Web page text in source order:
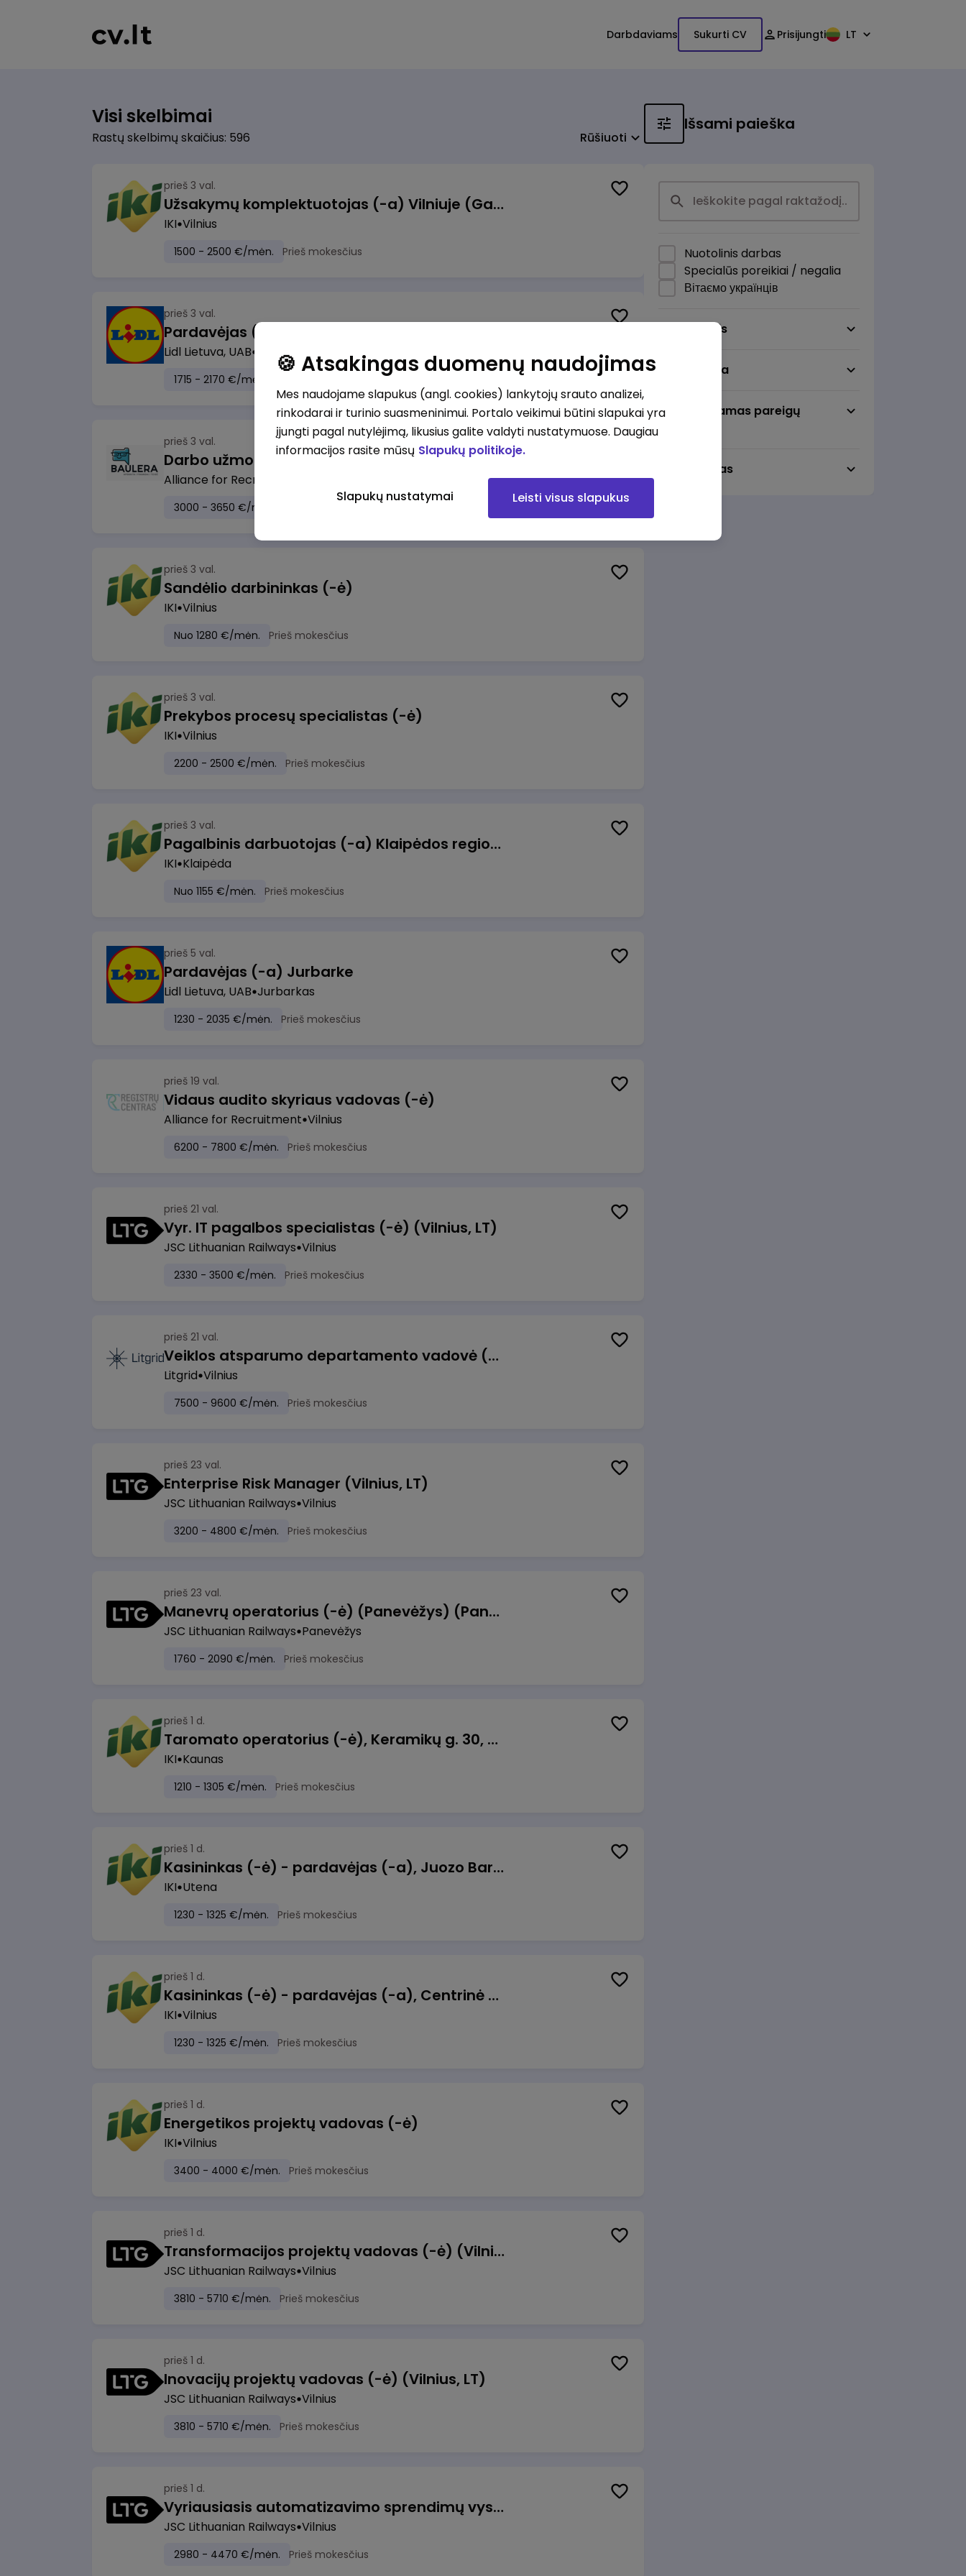
Darbdaviams Sukurti CV Prisijungti LT
Visi skelbimai
Rastų skelbimų skaičius: 596 Rūšiuoti
prieš 3 val.
Užsakymų komplektuotojas (-a) Vilniuje (Gariūnai)
IKI Vilnius
1500 - 2500 €/mėn. Prieš mokesčius
prieš 3 val.
Lidl Lietuva, UAB Kaunas
1715 - 2170 €/mėn.
prieš 3 val.
Darbo užmokesčio buhalteris(ė)
Alliance for Recruitment
3000 - 3650 €/mėn. Prieš mokesčius
prieš 3 val.
Sandėlio darbininkas (-ė)
IKI Vilnius
Nuo 1280 €/mėn. Prieš mokesčius
prieš 3 val.
Prekybos procesų specialistas (-ė)
IKI Vilnius
2200 - 2500 €/mėn. Prieš mokesčius
prieš 3 val.
Pagalbinis darbuotojas (-a) Klaipėdos regioninėje kepykloje (indų plovime)
IKI Klaipėda
Nuo 1155 €/mėn. Prieš mokesčius
prieš 5 val.
Pardavėjas (-a) Jurbarke
Lidl Lietuva, UAB Jurbarkas
1230 - 2035 €/mėn. Prieš mokesčius
prieš 19 val.
Vidaus audito skyriaus vadovas (-ė)
Alliance for Recruitment Vilnius
6200 - 7800 €/mėn. Prieš mokesčius
prieš 21 val.
Vyr. IT pagalbos specialistas (-ė) (Vilnius, LT)
JSC Lithuanian Railways Vilnius
2330 - 3500 €/mėn. Prieš mokesčius
prieš 21 val.
Veiklos atsparumo departamento vadovė (-as)
Litgrid Vilnius
7500 - 9600 €/mėn. Prieš mokesčius
prieš 23 val.
Enterprise Risk Manager (Vilnius, LT)
JSC Lithuanian Railways Vilnius
3200 - 4800 €/mėn. Prieš mokesčius
prieš 23 val.
Manevrų operatorius (-ė) (Panevėžys) (Panevėžys, LT)
JSC Lithuanian Railways Panevėžys
1760 - 2090 €/mėn. Prieš mokesčius
prieš 1 d.
Taromato operatorius (-ė), Keramikų g. 30, Neveronys
IKI Kaunas
1210 - 1305 €/mėn. Prieš mokesčius
prieš 1 d.
Kasininkas (-ė) - pardavėjas (-a), Juozo Bartašiaus g. 1, Utena
IKI Utena
1230 - 1325 €/mėn. Prieš mokesčius
prieš 1 d.
Kasininkas (-ė) - pardavėjas (-a), Centrinė g. 62, Galgiai
IKI Vilnius
1230 - 1325 €/mėn. Prieš mokesčius
prieš 1 d.
Energetikos projektų vadovas (-ė)
IKI Vilnius
3400 - 4000 €/mėn. Prieš mokesčius
prieš 1 d.
Transformacijos projektų vadovas (-ė) (Vilnius, LT)
JSC Lithuanian Railways Vilnius
3810 - 5710 €/mėn. Prieš mokesčius
prieš 1 d.
Inovacijų projektų vadovas (-ė) (Vilnius, LT)
JSC Lithuanian Railways Vilnius
3810 - 5710 €/mėn. Prieš mokesčius
prieš 1 d.
Vyriausiasis automatizavimo sprendimų vystytojas (-a) (Vilnius, LT)
JSC Lithuanian Railways Vilnius
2980 - 4470 €/mėn. Prieš mokesčius
Išsami paieška
Nuotolinis darbas
Specialūs poreikiai / negalia
Вітаємо українців
Darbo sritis
Darbo vieta
Pageidaujamas pareigų
Darbo laikas
🍪 Atsakingas duomenų naudojimas
Mes naudojame slapukus (angl. cookies) lankytojų srauto analizei,
rinkodarai ir turinio suasmeninimui. Portalo veikimui būtini slapukai yra
įjungti pagal nutylėjimą, likusius galite valdyti nustatymuose. Daugiau
informacijos rasite mūsų Slapukų politikoje.
Slapukų nustatymai Leisti visus slapukus